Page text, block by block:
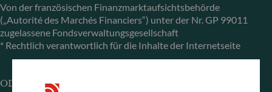
Von der französischen Finanzmarktaufsichtsbehörde
(„Autorité des Marchés Financiers“) unter der Nr. GP 99011
zugelassene Fondsverwaltungsgesellschaft
* Rechtlich verantwortlich für die Inhalte der Internetseite
ODDO BHF Asset Management GmbH